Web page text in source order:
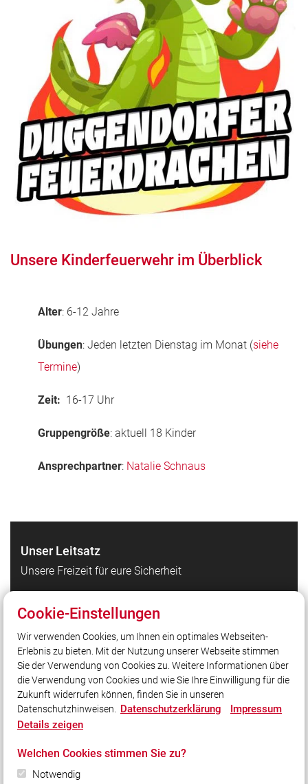
Unsere Kinderfeuerwehr im Überblick
Alter: 6-12 Jahre
Übungen: Jeden letzten Dienstag im Monat (siehe
Termine)
Zeit: 16-17 Uhr
Gruppengröße: aktuell 18 Kinder
Ansprechpartner: Natalie Schnaus
Unser Leitsatz
Unsere Freizeit für eure Sicherheit
Quicklinks
LFV Bayern
KFV Regensburg
Teamstore
Social Media
Bleiben Sie mit uns in Kontakt und vernetzen Sie sich
mit uns!
Cookie-Einstellungen
Wir verwenden Cookies, um Ihnen ein optimales Webseiten-
Erlebnis zu bieten. Mit der Nutzung unserer Webseite stimmen
Sie der Verwendung von Cookies zu. Weitere Informationen über
die Verwendung von Cookies und wie Sie Ihre Einwilligung für die
Zukunft widerrufen können, finden Sie in unseren
Datenschutzhinweisen. Datenschutzerklärung
Impressum
Details zeigen
Welchen Cookies stimmen Sie zu?
Notwendig